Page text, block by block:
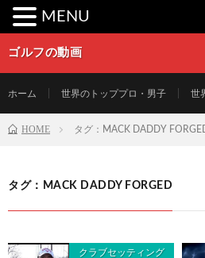
ゴルフの動画
ホーム 世界のトッププロ・男子 世
HOME タグ：MACK DADDY
タグ：MACK DADDY FORGED
クラブセッティング
MENU